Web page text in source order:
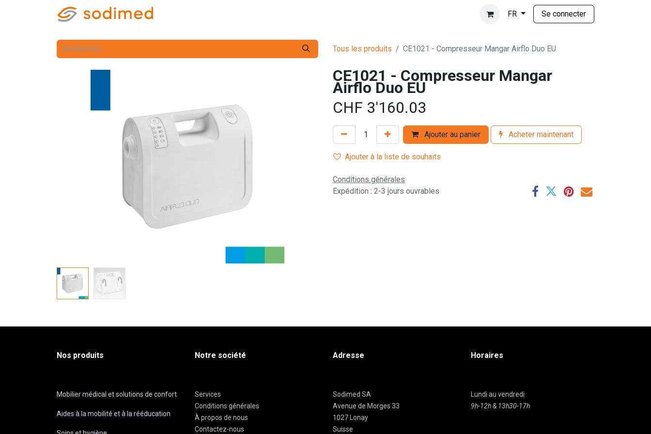
FR Se connecter
Tous les produits CE1021 - Compresseur Mangar Airflo Duo EU
CE1021 - Compresseur Mangar
Airflo Duo EU
CHF 3'160.03
Ajouter au panier Acheter maintenant
Ajouter à la liste de souhaits
Conditions générales
Expédition : 2-3 jours ouvrables
Nos produits
Mobilier médical et solutions de confort
Aides à la mobilité et à la rééducation
Notre société
Services
Conditions générales
À propos de nous
Contactez-nous
Adresse
Sodimed SA
Avenue de Morges 33
1027 Lonay
Suisse
Horaires
Lundi au vendredi
9h-12h & 13h30-17h